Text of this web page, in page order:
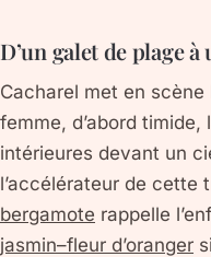
D’un galet de plage
Cacharel met en
femme, d’abord timide,
intérieures devant un
l’accélérateur de cette
bergamote rappelle
jasmin–fleur d’oranger